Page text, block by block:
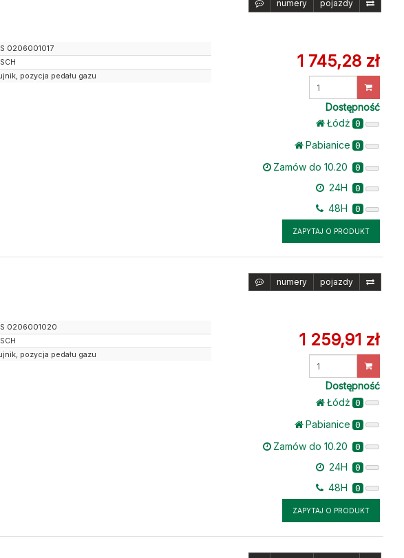
numery pojazdy
1 745,28 zł
Dostępność
Łódż 0
Pabianice 0
Zamów do 10.20 0
24H 0
48H 0
ZAPYTAJ O PRODUKT
0206001017
pozycja pedału gazu
numery pojazdy
1 259,91 zł
Dostępność
Łódż 0
Pabianice 0
Zamów do 10.20 0
24H 0
48H 0
ZAPYTAJ O PRODUKT
0206001020
pozycja pedału gazu